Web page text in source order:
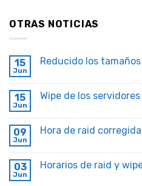
OTRAS NOTICIAS
15
Jun
Reducido los
15
Jun
Wipe de los
09
Jun
Hora de raid
03
Jun
Horarios de raid y